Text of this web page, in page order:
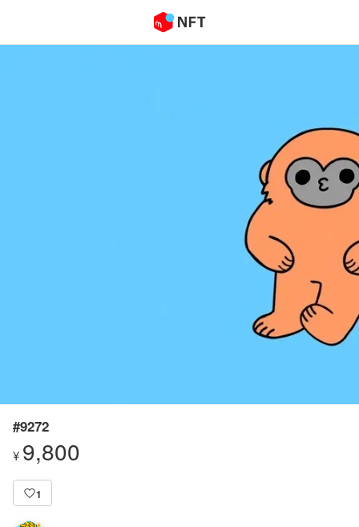
#9272
¥ 9,800
1